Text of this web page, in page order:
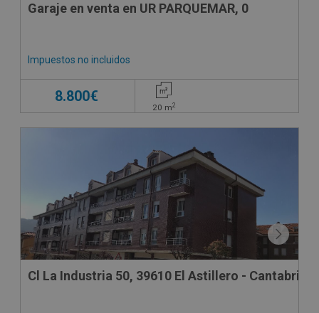
Garaje en venta en UR PARQUEMAR, 0
Impuestos no incluidos
8.800€
20 m2
Cl La Industria 50, 39610 El Astillero - Cantabria